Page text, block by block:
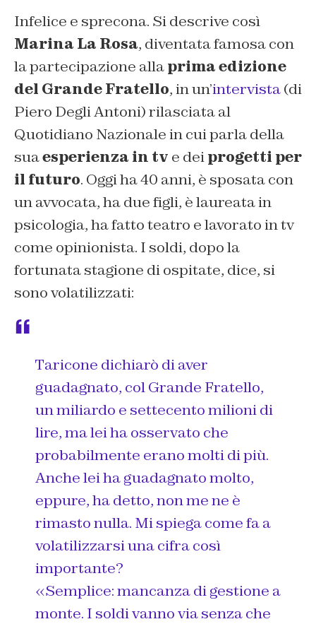
Infelice e sprecona. Si descrive così
Marina La Rosa, diventata famosa con
la partecipazione allaprima edizione
del Grande Fratello, in un’intervista(di
Piero Degli Antoni) rilasciata al
Quotidiano Nazionale in cui parla della
suaesperienza in tv e deiprogetti per
il futuro. Oggi ha 40 anni, è sposata con
un avvocata, ha due figli, è laureata in
psicologia, ha fatto teatro e lavorato in tv
come opinionista. I soldi, dopo la
fortunata stagione di ospitate, dice, si
sono volatilizzati:
Taricone dichiarò di aver
guadagnato, col Grande Fratello,
un miliardo e settecento milioni di
lire, ma lei ha osservato che
probabilmente erano molti di più.
Anche lei ha guadagnato molto,
eppure, ha detto, non me ne è
rimasto nulla. Mi spiega come fa a
volatilizzarsi una cifra così
importante?
«Semplice: mancanza di gestione a
monte. I soldi vanno via senza che